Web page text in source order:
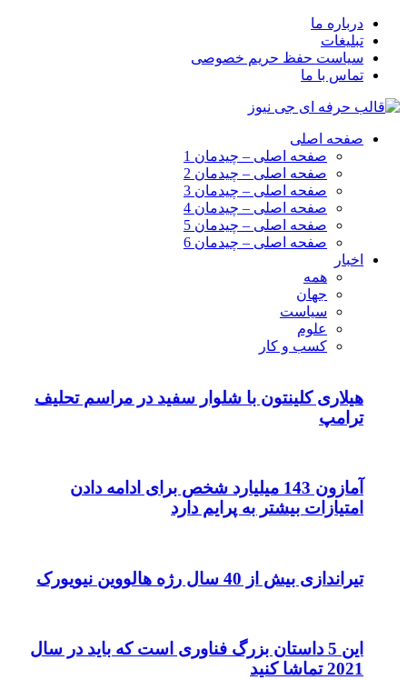
درباره ما
تبلیغات
سیاست حفظ حریم خصوصی
تماس با ما
صفحه اصلی
صفحه اصلی – چیدمان 1
صفحه اصلی – چیدمان 2
صفحه اصلی – چیدمان 3
صفحه اصلی – چیدمان 4
صفحه اصلی – چیدمان 5
صفحه اصلی – چیدمان 6
اخبار
همه
جهان
سیاست
علوم
کسب و کار
هیلاری کلینتون با شلوار سفید در مراسم تحلیف
ترامپ
آمازون 143 میلیارد شخص برای ادامه دادن
امتیازات بیشتر به پرایم دارد
تیراندازی بیش از 40 سال رژه هالووین نیویورک
این 5 داستان بزرگ فناوری است که باید در سال
2021 تماشا کنید